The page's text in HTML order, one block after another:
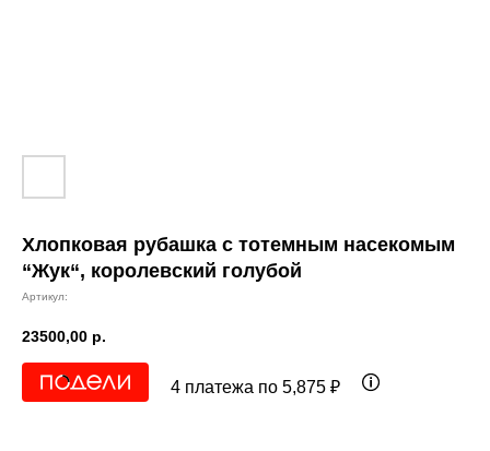
Хлопковая рубашка с тотемным насекомым
“Жук“, королевский голубой
Артикул:
23500,00 р.
4 платежа по 5,875 ₽